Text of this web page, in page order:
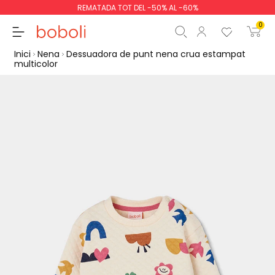
REMATADA TOT DEL -50% AL -60%
0
Inici Nena Dessuadora de punt nena crua estampat
multicolor